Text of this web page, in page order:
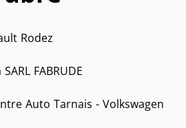
Rodez
FABRUDE
Auto Tarnais - Volkswagen